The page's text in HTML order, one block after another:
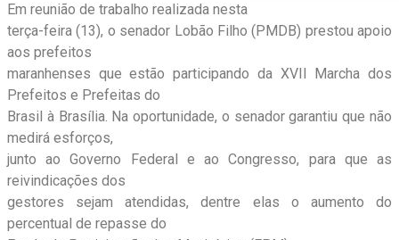
Em reunião de trabalho realizada nesta
terça-feira (13), o senador Lobão Filho (PMDB) prestou apoio
aos prefeitos
maranhenses que estão participando da XVII Marcha dos
Prefeitos e Prefeitas do
Brasil à Brasília. Na oportunidade, o senador garantiu que não
medirá esforços,
junto ao Governo Federal e ao Congresso, para que as
reivindicações dos
gestores sejam atendidas, dentre elas o aumento do
percentual de repasse do